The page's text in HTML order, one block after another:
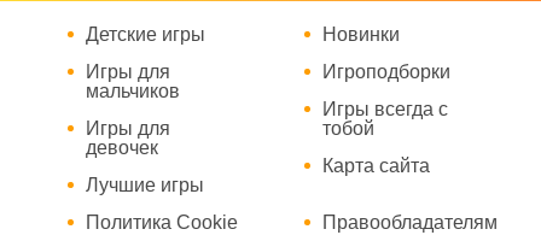
Детские игры
Игры для
мальчиков
Игры для
девочек
Лучшие игры
Новинки
Игроподборки
Игры всегда с
тобой
Карта сайта
Политика Cookie
Правообладателям